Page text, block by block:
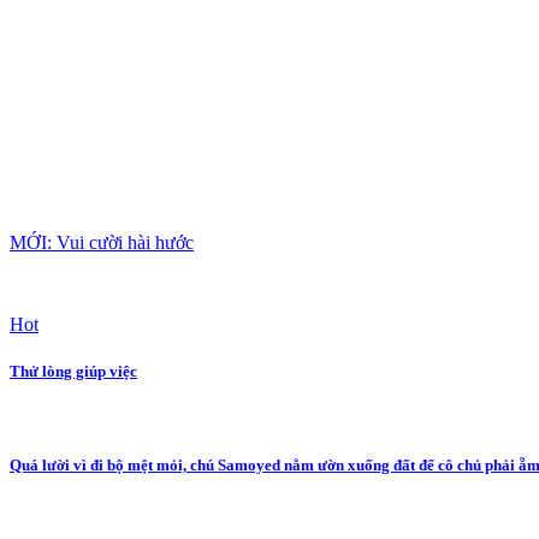
MỚI: Vui cười hài hước
Hot
Thử lòng giúp việc
Quá lười vì đi bộ mệt mỏi, chú Samoyed nằm ườn xuống đất để cô chủ phải